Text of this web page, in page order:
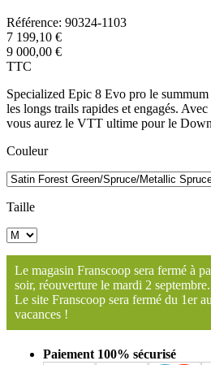
Référence: 90324-1103
7 199,10 €
9 000,00 €
TTC
Specialized Epic 8 Evo pro le
les longs trails rapides et engagés.
vous aurez le VTT ultime pour le
Couleur
Taille
Le magasin Franscoop sera fermé à
soir, réouverture le mardi 2 septembre.
Le site Franscoop sera fermé du 1er
vacances !
Paiement 100% sécurisé